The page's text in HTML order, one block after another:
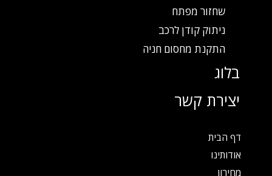
שחזור מפתח
ניתוק קודן לרכב
התקנת מחסום חניה
בלוג
יצירת קשר
דף הבית
אודותינו
מחירון